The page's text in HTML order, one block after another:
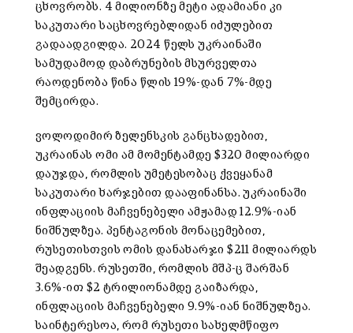
ცხოვრობს. 4 მილიონზე მეტი ადამიანი კი
საკუთარი საცხოვრებლიდან იძულებით
გადაადგილდა. 2024 წელს უკრაინაში
სამუდამოდ დაბრუნების მსურველთა
რაოდენობა წინა წლის 19%-დან 7%-მდე
შემცირდა.
ვოლოდიმირ ზელენსკის განცხადებით,
უკრაინას ომი ამ მომენტამდე $320 მილიარდი
დაუჯდა, რომლის უმეტესობაც ქვეყანამ
საკუთარი ხარჯებით დააფინანსა. უკრაინაში
ინფლაციის მაჩვენებელი ამჟამად 12.9%-იან
ნიშნულზეა. პენტაგონის მონაცემებით,
რუსეთისთვის ომის დანახარჯი $211 მილიარდს
შეადგენს. რუსეთში, რომლის მშპ-ც შარშან
3.6%-ით $2 ტრილიონამდე გაიზარდა,
ინფლაციის მაჩვენებელი 9.9%-იან ნიშნულზეა.
საინტერესოა, რომ რუსეთი სახელმწიფო